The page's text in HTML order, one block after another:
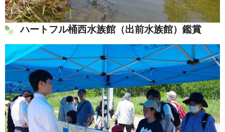
ハートフル桶西水族館（出前水族館）鑑賞